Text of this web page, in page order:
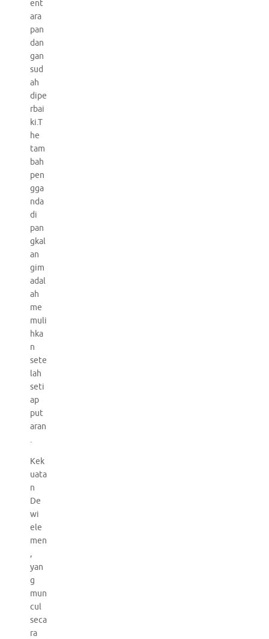
ent
ara
pan
dan
gan
sud
ah
dipe
rbai
ki.T
he
tam
bah
pen
gga
nda
di
pan
gkal
an
gim
adal
ah
me
muli
hka
n
sete
lah
seti
ap
put
aran
.
Kek
uata
n
De
wi
ele
men
,
yan
g
mun
cul
seca
ra